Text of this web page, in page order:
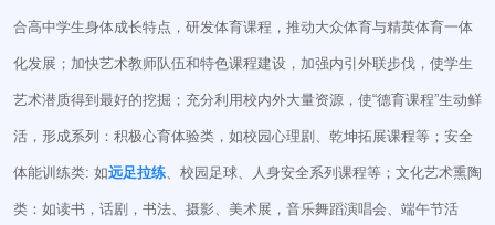
合高中学生身体成长特点，研发体育课程，推动大众体育与精英体育一体
化发展；加快艺术教师队伍和特色课程建设，加强内引外联步伐，使学生
艺术潜质得到最好的挖掘；充分利用校内外大量资源，使“德育课程”生动鲜
活，形成系列：积极心育体验类，如校园心理剧、乾坤拓展课程等；安全
体能训练类: 如远足拉练、校园足球、人身安全系列课程等；文化艺术熏陶
类：如读书，话剧，书法、摄影、美术展，音乐舞蹈演唱会、端午节活